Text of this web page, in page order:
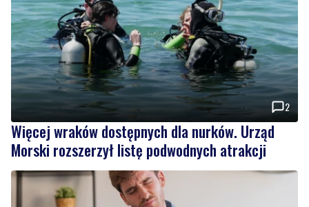
2
Więcej wraków dostępnych dla nurków. Urząd
Morski rozszerzył listę podwodnych atrakcji